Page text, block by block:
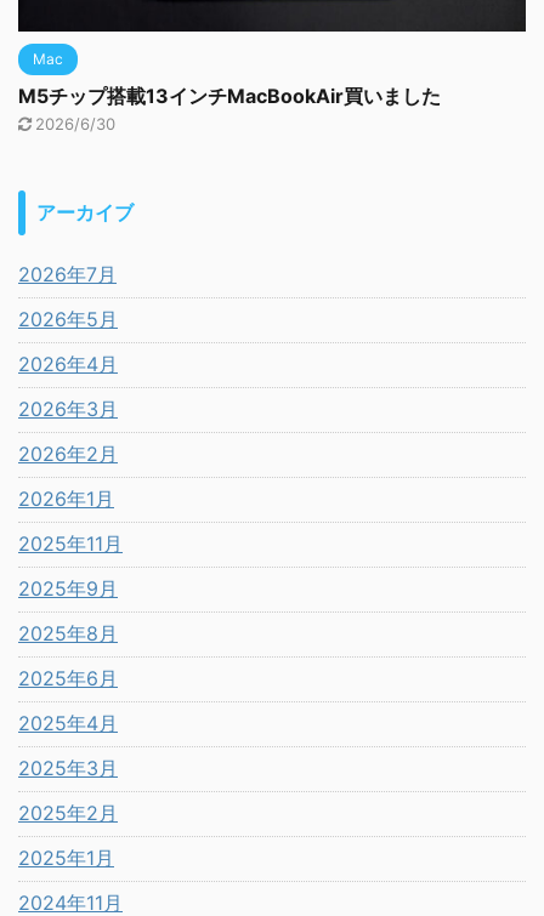
Mac
M5チップ搭載13インチMacBookAir買いました
2026/6/30
アーカイブ
2026年7月
2026年5月
2026年4月
2026年3月
2026年2月
2026年1月
2025年11月
2025年9月
2025年8月
2025年6月
2025年4月
2025年3月
2025年2月
2025年1月
2024年11月